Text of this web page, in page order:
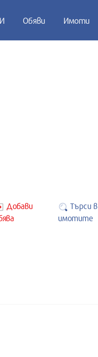
Обяви Имоти
Добави
Търси в
имотите